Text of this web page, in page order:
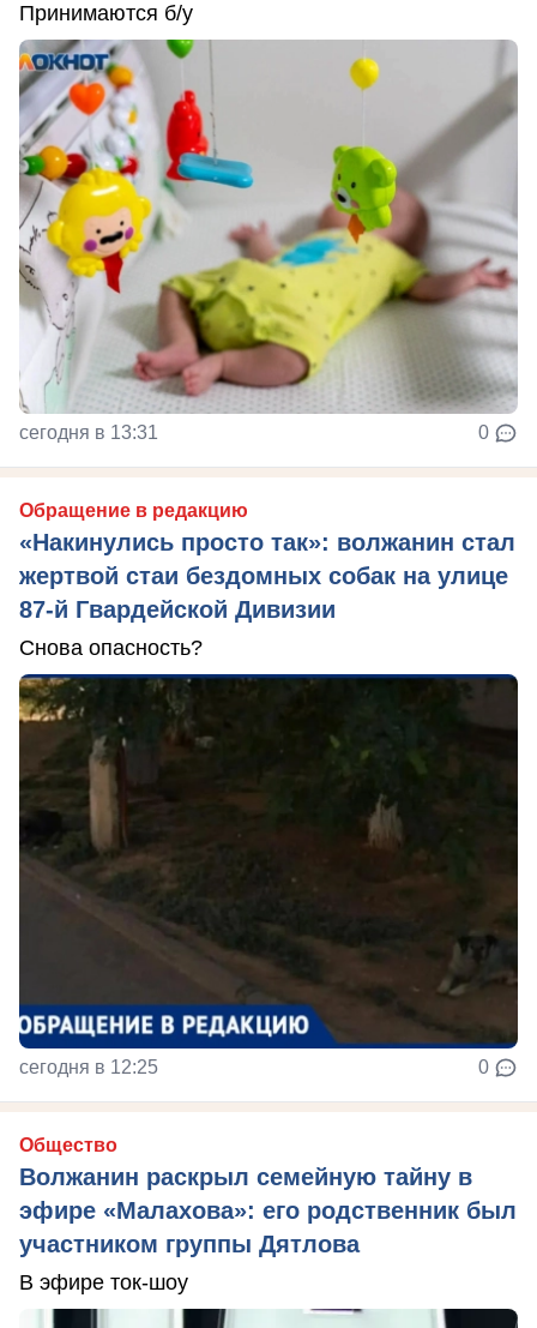
Принимаются б/у
сегодня в 13:31 0
Обращение в редакцию
«Накинулись просто так»: волжанин стал
жертвой стаи бездомных собак на улице
87-й Гвардейской Дивизии
Снова опасность?
сегодня в 12:25 0
Общество
Волжанин раскрыл семейную тайну в
эфире «Малахова»: его родственник был
участником группы Дятлова
В эфире ток-шоу